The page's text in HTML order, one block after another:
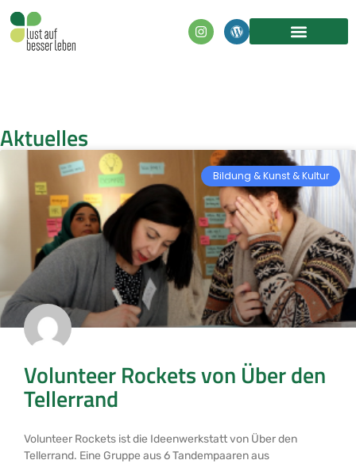
springen
Aktuelles
Bildung & Kunst & Kultur
Volunteer Rockets von Über den
Tellerrand
Volunteer Rockets ist die Ideenwerkstatt von Über den
Tellerrand. Eine Gruppe aus 6 Tandempaaren aus